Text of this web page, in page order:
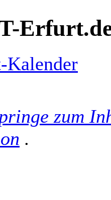
Kalender
zum
.